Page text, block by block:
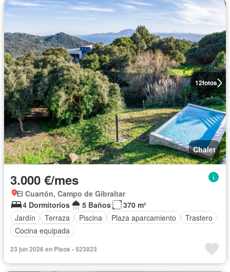
12fotos
Chalet
3.000 €/mes
El Cuartón, Campo de Gibraltar
4 Dormitorios
5 Baños
370 m²
Jardín
Terraza Piscina Plaza aparcamiento
Trastero
Cocina equipada
23 jun 2026 en Pisos - 523823